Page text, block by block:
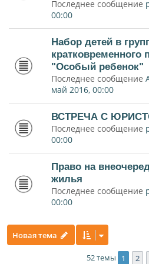
Последнее сообщение
00:00
Набор детей в
кратковременного
"Особый ребенок"
Последнее сообщение
май 2016, 00:00
ВСТРЕЧА С
Последнее сообщение
00:00
Право на
жилья
Последнее сообщение
00:00
Новая тема
52 темы 1 2